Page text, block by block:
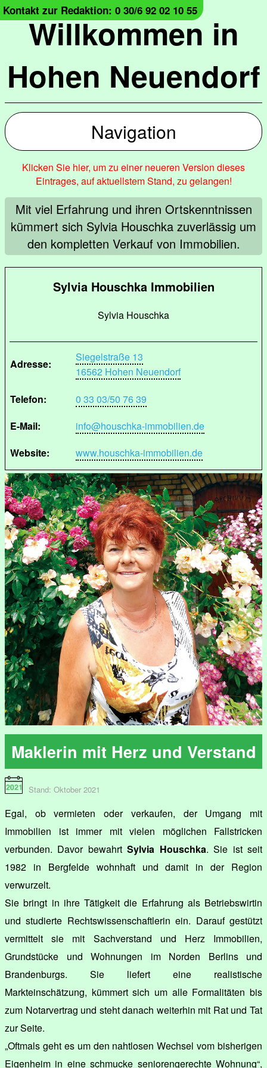
Willkommen in
Hohen Neuendorf
Kontakt zur Redaktion: 0 30/6 92 02 10 55
Navigation
Klicken Sie hier, um zu einer neueren Version dieses
Eintrages, auf aktuellstem Stand, zu gelangen!
Mit viel Erfahrung und ihren Ortskenntnissen
kümmert sich Sylvia Houschka zuverlässig um
den kompletten Verkauf von Immobilien.
Sylvia Houschka Immobilien
Sylvia Houschka
Adresse:
Siegelstraße 13
16562 Hohen Neuendorf
Telefon:
0 33 03/50 76 39
E-Mail:
info@houschka-immobilien.de
Website:
www.houschka-immobilien.de
Maklerin mit Herz und Verstand
Stand: Oktober 2021
Egal, ob vermieten oder verkaufen, der Umgang mit
Immobilien ist immer mit vielen möglichen Fallstricken
verbunden. Davor bewahrtSylvia Houschka. Sie ist seit
1982 in Bergfelde wohnhaft und damit in der Region
verwurzelt.
Sie bringt in ihre Tätigkeit die Erfahrung als Betriebswirtin
und studierte Rechtswissenschaftlerin ein. Darauf gestützt
vermittelt sie mit Sachverstand und Herz Immobilien,
Grundstücke und Wohnungen im Norden Berlins und
Brandenburgs. Sie liefert eine realistische
Markteinschätzung, kümmert sich um alle Formalitäten bis
zum Notarvertrag und steht danach weiterhin mit Rat und Tat
zur Seite.
„Oftmals geht es um den nahtlosen Wechsel vom bisherigen
Eigenheim in eine schmucke seniorengerechte Wohnung“,